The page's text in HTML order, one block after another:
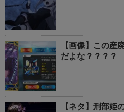
【画像】この産
だよな？？？？
【ネタ】刑部姫